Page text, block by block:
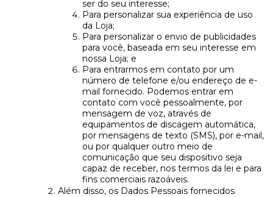
ser do seu interesse;
Para personalizar sua experiência de uso
da Loja;
Para personalizar o envio de publicidades
para você, baseada em seu interesse em
nossa Loja; e
Para entrarmos em contato por um
número de telefone e/ou endereço de e-
mail fornecido. Podemos entrar em
contato com você pessoalmente, por
mensagem de voz, através de
equipamentos de discagem automática,
por mensagens de texto (SMS), por e-mail,
ou por qualquer outro meio de
comunicação que seu dispositivo seja
capaz de receber, nos termos da lei e para
fins comerciais razoáveis.
Além disso, os Dados Pessoais fornecidos